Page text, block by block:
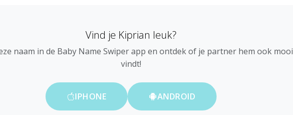
Vind je Kiprian leuk?
naam in de Baby Name Swiper app en ontdek of je partner hem ook mooi
vindt!
IPHONE ANDROID